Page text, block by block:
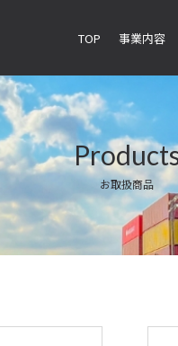
TOP 事業内容
お取扱商品